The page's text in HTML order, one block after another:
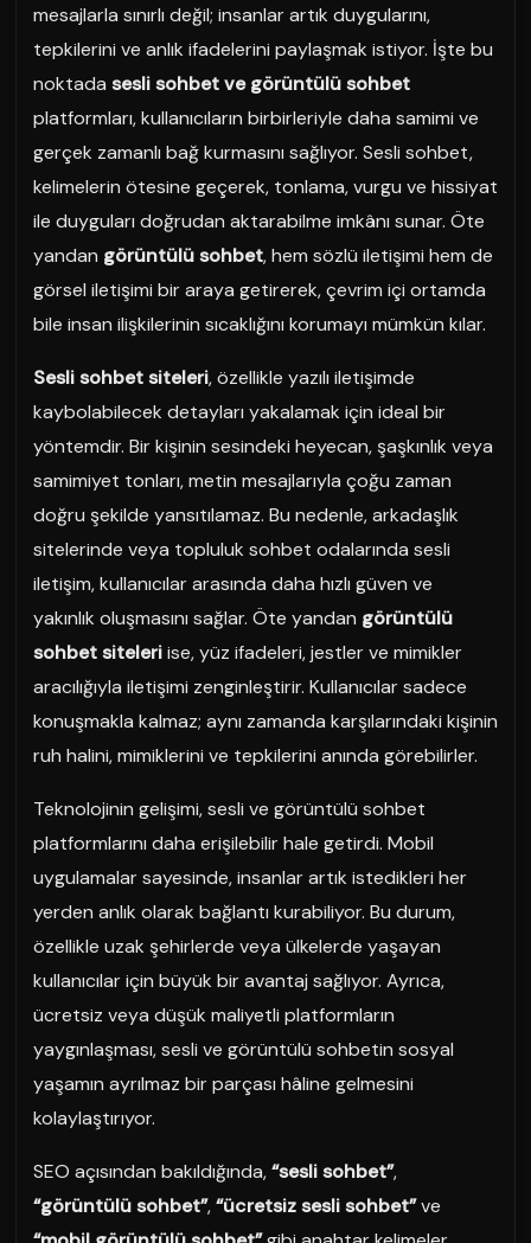
mesajlarla sınırlı değil; insanlar artık duygularını,
tepkilerini ve anlık ifadelerini paylaşmak istiyor. İşte bu
noktada sesli sohbet ve görüntülü sohbet
platformları, kullanıcıların birbirleriyle daha samimi ve
gerçek zamanlı bağ kurmasını sağlıyor. Sesli sohbet,
kelimelerin ötesine geçerek, tonlama, vurgu ve hissiyat
ile duyguları doğrudan aktarabilme imkânı sunar. Öte
yandan görüntülü sohbet, hem sözlü iletişimi hem de
görsel iletişimi bir araya getirerek, çevrim içi ortamda
bile insan ilişkilerinin sıcaklığını korumayı mümkün kılar.
Sesli sohbet siteleri, özellikle yazılı iletişimde
kaybolabilecek detayları yakalamak için ideal bir
yöntemdir. Bir kişinin sesindeki heyecan, şaşkınlık veya
samimiyet tonları, metin mesajlarıyla çoğu zaman
doğru şekilde yansıtılamaz. Bu nedenle, arkadaşlık
sitelerinde veya topluluk sohbet odalarında sesli
iletişim, kullanıcılar arasında daha hızlı güven ve
yakınlık oluşmasını sağlar. Öte yandan görüntülü
sohbet siteleriise, yüz ifadeleri, jestler ve mimikler
aracılığıyla iletişimi zenginleştirir. Kullanıcılar sadece
konuşmakla kalmaz; aynı zamanda karşılarındaki kişinin
ruh halini, mimiklerini ve tepkilerini anında görebilirler.
Teknolojinin gelişimi, sesli ve görüntülü sohbet
platformlarını daha erişilebilir hale getirdi. Mobil
uygulamalar sayesinde, insanlar artık istedikleri her
yerden anlık olarak bağlantı kurabiliyor. Bu durum,
özellikle uzak şehirlerde veya ülkelerde yaşayan
kullanıcılar için büyük bir avantaj sağlıyor. Ayrıca,
ücretsiz veya düşük maliyetli platformların
yaygınlaşması, sesli ve görüntülü sohbetin sosyal
yaşamın ayrılmaz bir parçası hâline gelmesini
kolaylaştırıyor.
SEO açısından bakıldığında,“sesli sohbet”,
“görüntülü sohbet”,“ücretsiz sesli sohbet”ve